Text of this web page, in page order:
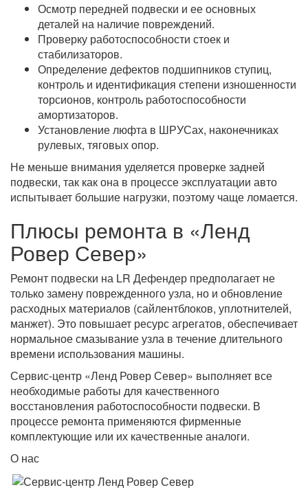
Осмотр передней подвески и ее основных
деталей на наличие повреждений.
Проверку работоспособности стоек и
стабилизаторов.
Определение дефектов подшипников ступиц,
контроль и идентификация степени изношенности
торсионов, контроль работоспособности
амортизаторов.
Установление люфта в ШРУСах, наконечниках
рулевых, тяговых опор.
Не меньше внимания уделяется проверке задней
подвески, так как она в процессе эксплуатации авто
испытывает большие нагрузки, поэтому чаще ломается.
Плюсы ремонта в «Ленд
Ровер Север»
Ремонт подвески на LR Дефендер предполагает не
только замену поврежденного узла, но и обновление
расходных материалов (сайлентблоков, уплотнителей,
манжет). Это повышает ресурс агрегатов, обеспечивает
нормальное смазывание узла в течение длительного
времени использования машины.
Сервис-центр «Ленд Ровер Север» выполняет все
необходимые работы для качественного
восстановления работоспособности подвески. В
процессе ремонта применяются фирменные
комплектующие или их качественные аналоги.
О нас